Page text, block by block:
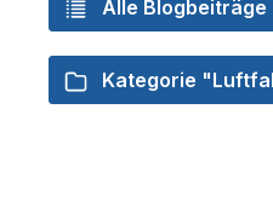
Alle Blogbeiträge
Kategorie